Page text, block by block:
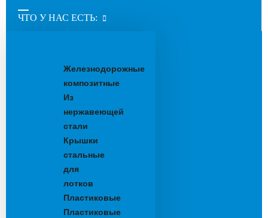
ЧТО У НАС ЕСТЬ:
Железнодорожные
композитные
Из
нержавеющей
стали
Крышки
стальные
для
лотков
Пластиковые
Пластиковые